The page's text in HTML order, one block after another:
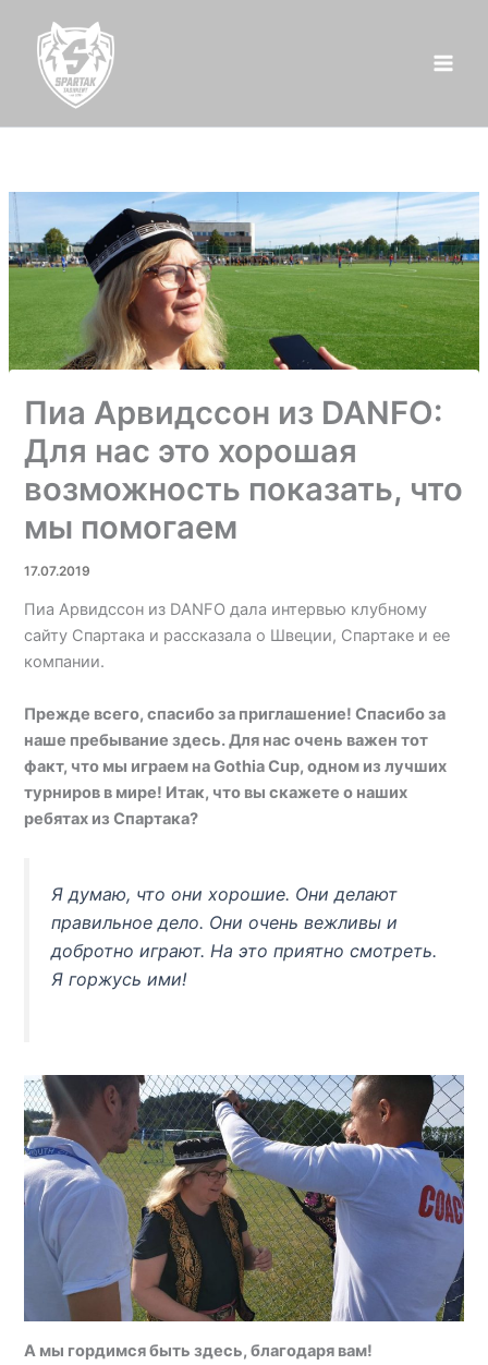
содержимому
Пиа Арвидссон из DANFO:
Для нас это хорошая
возможность показать, что
мы помогаем
17.07.2019
Пиа Арвидссон из DANFO дала интервью клубному
сайту Спартака и рассказала о Швеции, Спартаке и ее
компании.
Прежде всего, спасибо за приглашение! Спасибо за
наше пребывание здесь. Для нас очень важен тот
факт, что мы играем на Gothia Cup, одном из лучших
турниров в мире! Итак, что вы скажете о наших
ребятах из Спартака?
Я думаю, что они хорошие. Они делают
правильное дело. Они очень вежливы и
добротно играют. На это приятно смотреть.
Я горжусь ими!
А мы гордимся быть здесь, благодаря вам!